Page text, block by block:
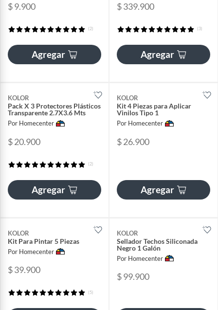
$ 9.900
(2)
Agregar
$ 339.900
(3)
Agregar
KOLOR
Pack X 3 Protectores Plásticos
Transparente 2.7X3.6 Mts
Por Homecenter
$ 20.900
(2)
Agregar
KOLOR
Kit 4 Piezas para Aplicar
Vinilos Tipo 1
Por Homecenter
$ 26.900
Agregar
KOLOR
Kit Para Pintar 5 Piezas
Por Homecenter
$ 39.900
(5)
KOLOR
Sellador Techos Siliconada
Negro 1 Galón
Por Homecenter
$ 99.900